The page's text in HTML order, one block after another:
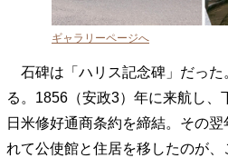
ギャラリーページへ
石碑は「ハリス記念碑」だった
る。1856（安政3）年に来航し
日米修好通商条約を締結。その
れて公使館と住居を移したのが、